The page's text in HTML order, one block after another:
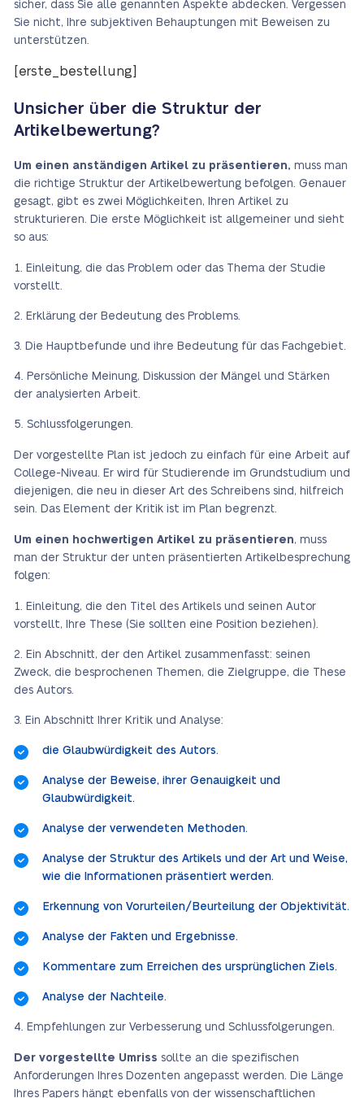
sicher, dass Sie alle genannten Aspekte abdecken. Vergessen
Sie nicht, Ihre subjektiven Behauptungen mit Beweisen zu
unterstützen.
[erste_bestellung]
Unsicher über die Struktur der
Artikelbewertung?
Um einen anständigen Artikel zu präsentieren, muss man
die richtige Struktur der Artikelbewertung befolgen. Genauer
gesagt, gibt es zwei Möglichkeiten, Ihren Artikel zu
strukturieren. Die erste Möglichkeit ist allgemeiner und sieht
so aus:
Einleitung, die das Problem oder das Thema der Studie
vorstellt.
Erklärung der Bedeutung des Problems.
Die Hauptbefunde und ihre Bedeutung für das Fachgebiet.
Persönliche Meinung, Diskussion der Mängel und Stärken
der analysierten Arbeit.
Schlussfolgerungen.
Der vorgestellte Plan ist jedoch zu einfach für eine Arbeit auf
College-Niveau. Er wird für Studierende im Grundstudium und
diejenigen, die neu in dieser Art des Schreibens sind, hilfreich
sein. Das Element der Kritik ist im Plan begrenzt.
Um einen hochwertigen Artikel zu präsentieren, muss
man der Struktur der unten präsentierten Artikelbesprechung
folgen:
Einleitung, die den Titel des Artikels und seinen Autor
vorstellt, Ihre These (Sie sollten eine Position beziehen).
Ein Abschnitt, der den Artikel zusammenfasst: seinen
Zweck, die besprochenen Themen, die Zielgruppe, die These
des Autors.
Ein Abschnitt Ihrer Kritik und Analyse:
die Glaubwürdigkeit des Autors.
Analyse der Beweise, ihrer Genauigkeit und
Glaubwürdigkeit.
Analyse der verwendeten Methoden.
Analyse der Struktur des Artikels und der Art und Weise,
wie die Informationen präsentiert werden.
Erkennung von Vorurteilen/Beurteilung der Objektivität.
Analyse der Fakten und Ergebnisse.
Kommentare zum Erreichen des ursprünglichen Ziels.
Analyse der Nachteile.
Empfehlungen zur Verbesserung und Schlussfolgerungen.
Der vorgestellte Umriss sollte an die spezifischen
Anforderungen Ihres Dozenten angepasst werden. Die Länge
Ihres Papers hängt ebenfalls von der wissenschaftlichen